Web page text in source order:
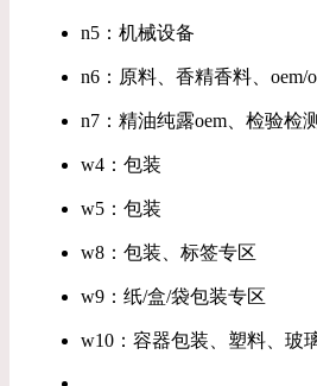
n5：机械设备
n6：原料、香精香料、oem/
n7：精油纯露oem、检验检测
w4：包装
w5：包装
w8：包装、标签专区
w9：纸/盒/袋包装专区
w10：容器包装、塑料、玻